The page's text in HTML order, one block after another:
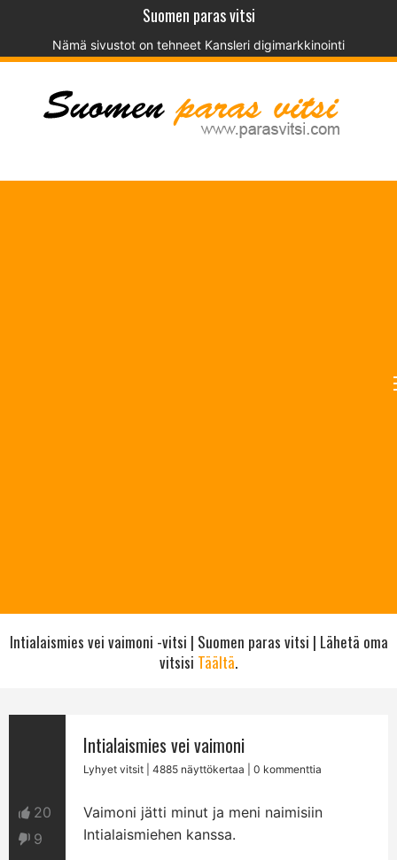
Suomen paras vitsi
Nämä sivustot on tehneet Kansleri digimarkkinointi
Intialaismies vei vaimoni -vitsi | Suomen paras vitsi | Lähetä oma
vitsisi Täältä.
20
9
Intialaismies vei vaimoni
Lyhyet vitsit | 4885 näyttökertaa | 0 kommenttia
Vaimoni jätti minut ja meni naimisiin
Intialaismiehen kanssa.